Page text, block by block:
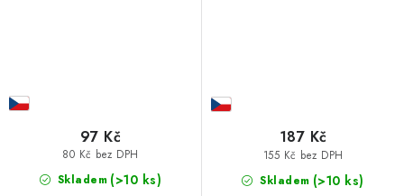
Skladem (>10 ks)
80 Kč bez DPH
97 Kč
Skladem (>10 ks)
155 Kč bez DPH
187 Kč